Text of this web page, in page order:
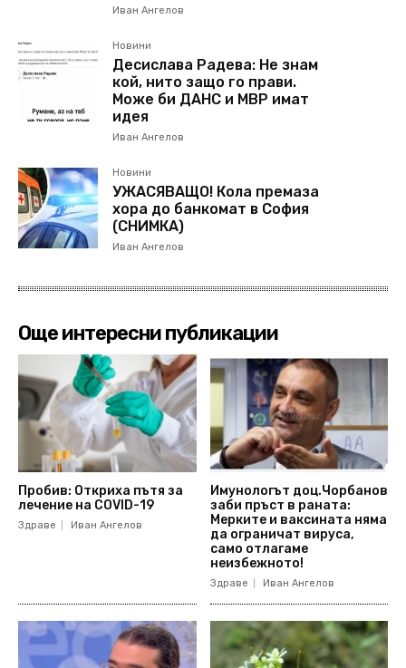
Иван Ангелов
Новини
Десислава Радева: Не знам
кой, нито защо го прави.
Може би ДАНС и МВР имат
идея
Иван Ангелов
Новини
УЖАСЯВАЩО! Кола премаза
хора до банкомат в София
(СНИМКА)
Иван Ангелов
Още интересни публикации
Пробив: Откриха пътя за
лечение на COVID-19
Здраве Иван Ангелов
Имунологът доц.Чорбанов
заби пръст в раната:
Мерките и ваксината няма
да ограничат вируса,
само отлагаме
неизбежното!
Здраве Иван Ангелов